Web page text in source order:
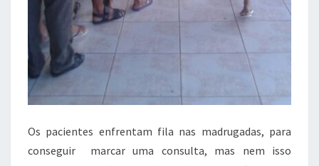
Os pacientes enfrentam fila nas madrugadas, para
conseguir marcar uma consulta, mas nem isso